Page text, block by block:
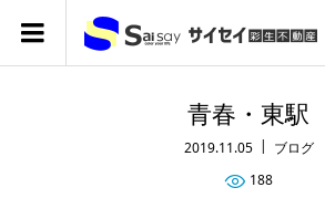
青春・東駅
2019.11.05
ブログ
188